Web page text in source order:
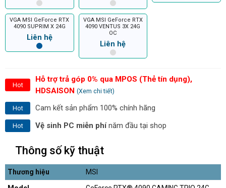
VGA MSI GeForce RTX
4090 SUPRIM X 24G
Liên hệ
VGA MSI GeForce RTX
4090 VENTUS 3X 24G
OC
Liên hệ
Hot
Hỗ trợ trả góp 0% qua MPOS (Thẻ tín dụng),
HDSAISON (Xem chi tiết)
Hot Cam kết sản phẩm 100% chính hãng
Hot Vệ sinh PC miễn phínăm đầu tại shop
Thông số kỹ thuật
Thương hiệu
MSI